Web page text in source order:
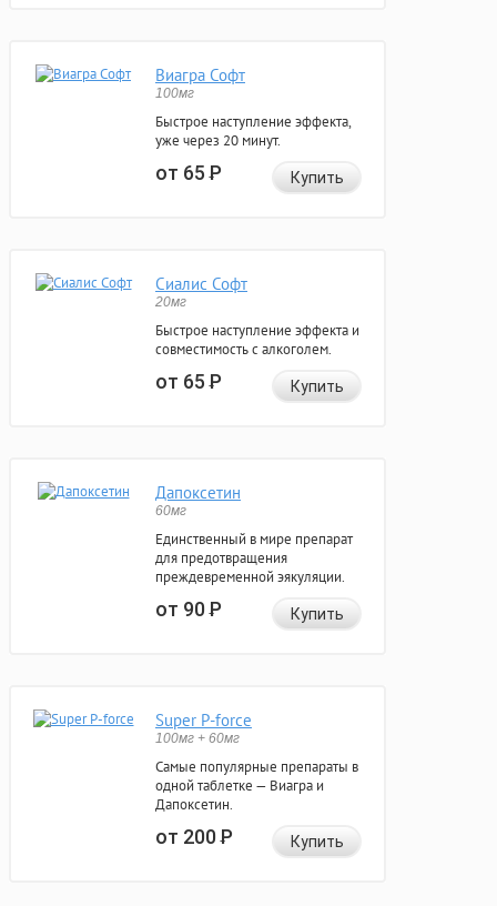
Виагра Софт
100мг
Быстрое наступление эффекта,
уже через 20 минут.
от 65Р Купить
Сиалис Софт
20мг
Быстрое наступление эффекта и
совместимость с алкоголем.
от 65Р Купить
Дапоксетин
60мг
Единственный в мире препарат
для предотвращения
преждевременной эякуляции.
от 90Р Купить
Super P-force
100мг + 60мг
Самые популярные препараты в
одной таблетке — Виагра и
Дапоксетин.
от 200Р Купить